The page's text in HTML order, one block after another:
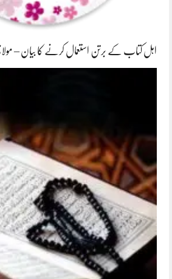
اہل کتاب کے برتن استعمال کرنے کا بیان –